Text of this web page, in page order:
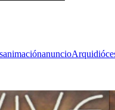
animaciónanuncio